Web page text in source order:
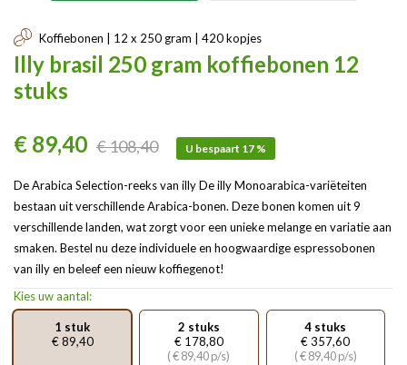
Koffiebonen | 12 x 250 gram | 420 kopjes
Illy brasil 250 gram koffiebonen 12
stuks
€ 89,40 € 108,40 U bespaart 17 %
De Arabica Selection-reeks van illy De illy Monoarabica-variëteiten
bestaan ​​uit verschillende Arabica-bonen. Deze bonen komen uit 9
verschillende landen, wat zorgt voor een unieke melange en variatie aan
smaken. Bestel nu deze individuele en hoogwaardige espressobonen
van illy en beleef een nieuw koffiegenot!
Kies uw aantal:
1 stuk
€ 89,40
2 stuks
€ 178,80
( € 89,40 p/s)
4 stuks
€ 357,60
( € 89,40 p/s)